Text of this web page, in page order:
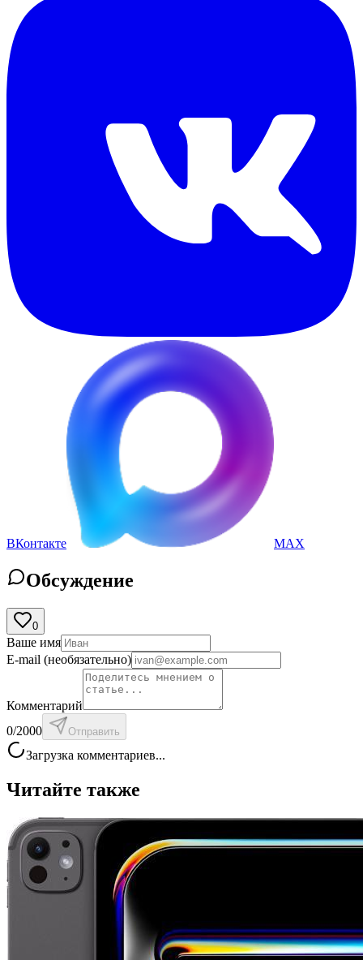
ВКонтакте MAX
Обсуждение
0
Ваше имя
E-mail (необязательно)
Комментарий
0/2000 Отправить
Загрузка комментариев...
Читайте также